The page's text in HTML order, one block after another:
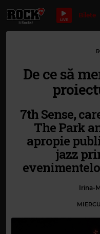
LIVE
Bilete
De ce să
7th Sense,
The Park
apropie
jazz
Irina-